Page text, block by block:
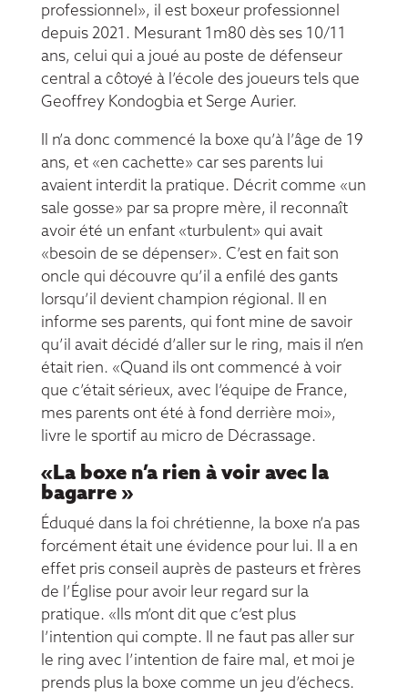
professionnel», il est boxeur professionnel
depuis 2021. Mesurant 1m80 dès ses 10/11
ans, celui qui a joué au poste de défenseur
central a côtoyé à l’école des joueurs tels que
Geoffrey Kondogbia et Serge Aurier.
Il n’a donc commencé la boxe qu’à l’âge de 19
ans, et «en cachette» car ses parents lui
avaient interdit la pratique. Décrit comme «un
sale gosse» par sa propre mère, il reconnaît
avoir été un enfant «turbulent» qui avait
«besoin de se dépenser». C’est en fait son
oncle qui découvre qu’il a enfilé des gants
lorsqu’il devient champion régional. Il en
informe ses parents, qui font mine de savoir
qu’il avait décidé d’aller sur le ring, mais il n’en
était rien. «Quand ils ont commencé à voir
que c’était sérieux, avec l’équipe de France,
mes parents ont été à fond derrière moi»,
livre le sportif au micro de Décrassage.
«La boxe n’a rien à voir avec la
bagarre »
Éduqué dans la foi chrétienne, la boxe n’a pas
forcément était une évidence pour lui. Il a en
effet pris conseil auprès de pasteurs et frères
de l’Église pour avoir leur regard sur la
pratique. «Ils m’ont dit que c’est plus
l’intention qui compte. Il ne faut pas aller sur
le ring avec l’intention de faire mal, et moi je
prends plus la boxe comme un jeu d’échecs.